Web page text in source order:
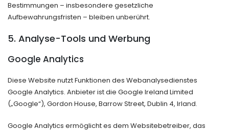
Bestimmungen – insbesondere gesetzliche
Aufbewahrungsfristen – bleiben unberührt.
5. Analyse-Tools und Werbung
Google Analytics
Diese Website nutzt Funktionen des Webanalysedienstes
Google Analytics. Anbieter ist die Google Ireland Limited
(„Google“), Gordon House, Barrow Street, Dublin 4, Irland.
Google Analytics ermöglicht es dem Websitebetreiber, das